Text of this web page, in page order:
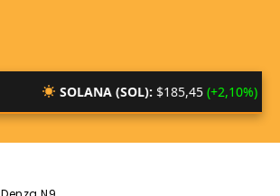
SOLANA (SOL):$185,45(+2,10%)